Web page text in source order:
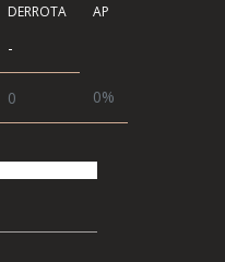
DERROTA AP
-
0 0%